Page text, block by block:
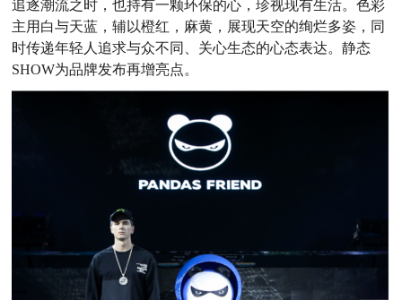
追逐潮流之时，也持有一颗环保的心，珍视现有生活。色彩
主用白与天蓝，辅以橙红，麻黄，展现天空的绚烂多姿，同
时传递年轻人追求与众不同、关心生态的心态表达。静态
SHOW为品牌发布再增亮点。